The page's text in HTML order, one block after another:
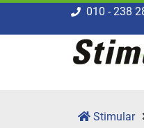
010 - 238
Stimular